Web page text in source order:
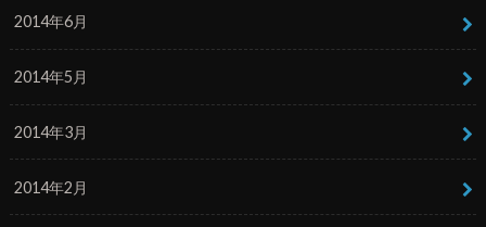
2014年6月
2014年5月
2014年3月
2014年2月